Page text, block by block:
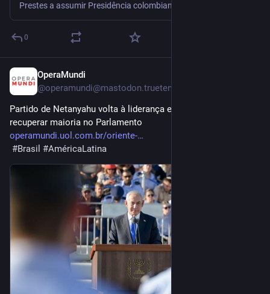
0
OperaMundi
@operamundi@mastodon.trueten.de
Partido de Netanyahu volta à liderança em pesquisa e pode
recuperar maioria no Parlamento
operamundi.uol.com.br/oriente-
#Brasil #AméricaLatina